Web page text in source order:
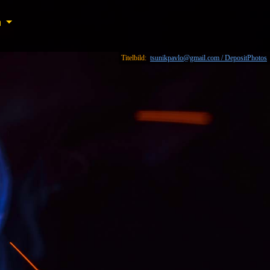
Titelbild: tsunikpavlo@gmail.com / DepositPhotos